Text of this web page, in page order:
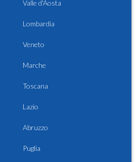
Valle d'Aosta
Lombardia
Veneto
Marche
Toscana
Lazio
Abruzzo
Puglia